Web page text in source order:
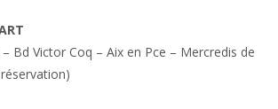
– Bd Victor Coq – Aix en Pce – Mercredis de